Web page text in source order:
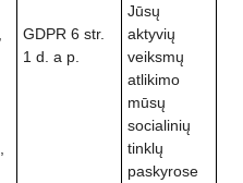
GDPR 6 str.
1 d. a p.
Jūsų
aktyvių
veiksmų
atlikimo
mūsų
socialinių
tinklų
paskyrose